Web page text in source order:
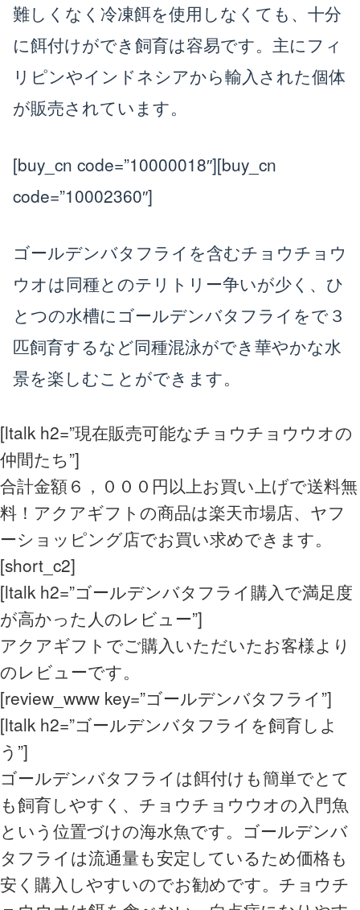
難しくなく冷凍餌を使用しなくても、十分
に餌付けができ飼育は容易です。主にフィ
リピンやインドネシアから輸入された個体
が販売されています。
[buy_cn code=”10000018″][buy_cn
code=”10002360″]
ゴールデンバタフライを含むチョウチョウ
ウオは同種とのテリトリー争いが少く、ひ
とつの水槽にゴールデンバタフライをで３
匹飼育するなど同種混泳ができ華やかな水
景を楽しむことができます。
[ltalk h2=”現在販売可能なチョウチョウウオの
仲間たち”]
合計金額６，０００円以上お買い上げで送料無
料！アクアギフトの商品は楽天市場店、ヤフ
ーショッピング店でお買い求めできます。
[short_c2]
[ltalk h2=”ゴールデンバタフライ購入で満足度
が高かった人のレビュー”]
アクアギフトでご購入いただいたお客様より
のレビューです。
[review_www key=”ゴールデンバタフライ”]
[ltalk h2=”ゴールデンバタフライを飼育しよ
う”]
ゴールデンバタフライは餌付けも簡単でとて
も飼育しやすく、チョウチョウウオの入門魚
という位置づけの海水魚です。ゴールデンバ
タフライは流通量も安定しているため価格も
安く購入しやすいのでお勧めです。チョウチ